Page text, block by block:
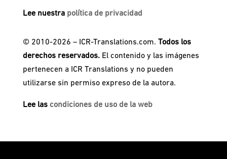
Lee nuestra política de privacidad
© 2010-2026 – ICR-Translations.com. Todos los
derechos reservados.El contenido y las imágenes
pertenecen a ICR Translations y no pueden
utilizarse sin permiso expreso de la autora.
Lee las condiciones de uso de la web